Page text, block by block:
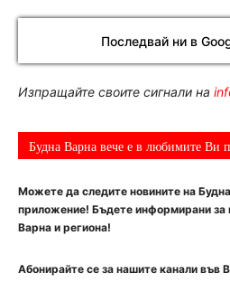
Последвай ни в
Изпращайте своите сигнали на
Будна Варна вече е в любимите Ви
Можете да следите новините на
приложение! Бъдете информирани за
Варна и региона!
Абонирайте се за нашите канали във